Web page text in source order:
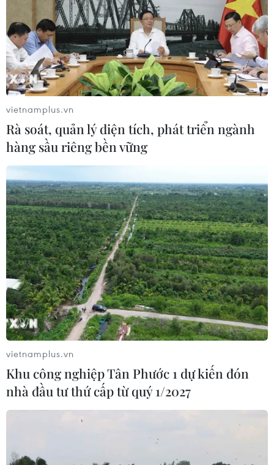
Cháy lớn tại nhà xưởng sản xuất giường,
tủ rộng hơn 2.000m2
24/11/2019 10:36
Vụ cháy lớn xảy ra tại nhà xưởng sản xuất rộng hơn
2.000m2 của Công ty trách nhiệm hữu hạn Master Sofa
International, chuyên sản xuất giường, tủ, bàn, ghế ở thị
vietnamplus.vn
Rà soát, quản lý diện tích, phát triển ngành
hàng sầu riêng bền vững
vietnamplus.vn
Khu công nghiệp Tân Phước 1 dự kiến đón
nhà đầu tư thứ cấp từ quý 1/2027